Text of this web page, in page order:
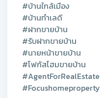
#บ้านใกล้เมือง
#บ้านทำเลดี
#ฝากขายบ้าน
#รับฝากขายบ้าน
#นายหน้าขายบ้าน
#โฟกัสโฮมขายบ้าน
#AgentForRealEstate
#Focushomeproperty